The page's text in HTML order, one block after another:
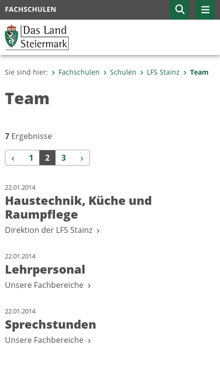
FACHSCHULEN
Sie sind hier: Fachschulen Schulen LFS Stainz Team
Team
7 Ergebnisse
Zurück
1 2 3 Weiter
22.01.2014
Haustechnik, Küche und
Raumpflege
Direktion der LFS Stainz
22.01.2014
Lehrpersonal
Unsere Fachbereiche
22.01.2014
Sprechstunden
Unsere Fachbereiche